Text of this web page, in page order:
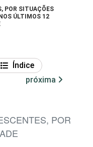
POR SITUAÇÕES
ÚLTIMOS 12
Índice
próxima
POR